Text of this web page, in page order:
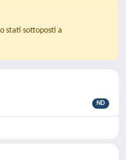
stati sottoposti a
ND